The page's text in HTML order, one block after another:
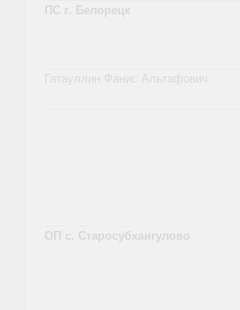
ПС г. Белорецк
Гатауллин Фанис Альтафович
ОП с. Старосубхангулово